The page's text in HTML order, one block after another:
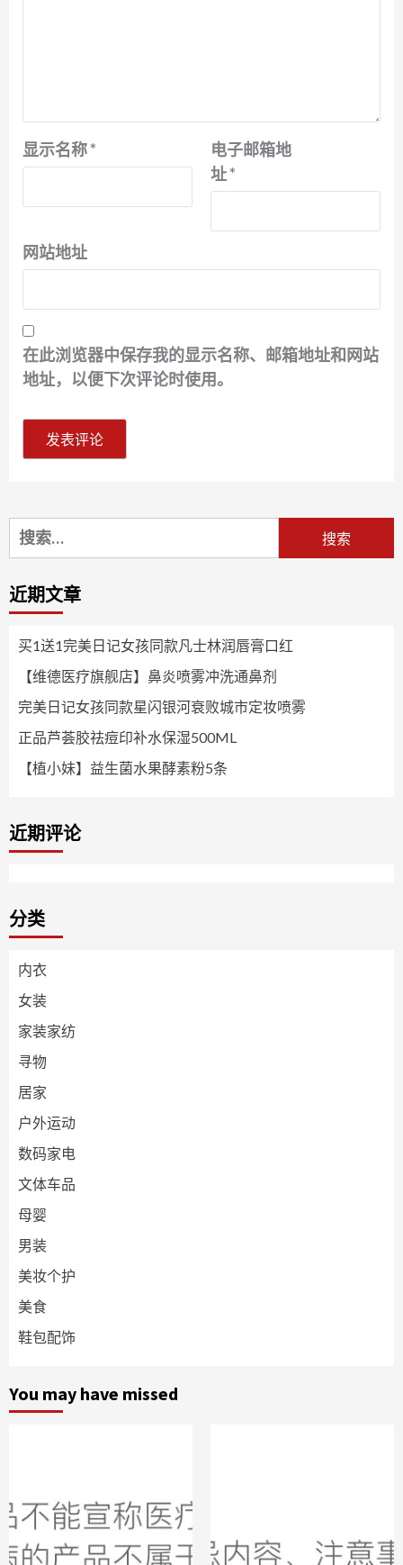
显示名称*
电子邮箱地
址*
网站地址
在此浏览器中保存我的显示名称、邮箱地址和网站
地址，以便下次评论时使用。
搜
索：
近期文章
买1送1完美日记女孩同款凡士林润唇膏口红
【维德医疗旗舰店】鼻炎喷雾冲洗通鼻剂
完美日记女孩同款星闪银河衰败城市定妆喷雾
正品芦荟胶祛痘印补水保湿500ML
【植小妹】益生菌水果酵素粉5条
近期评论
分类
内衣
女装
家装家纺
寻物
居家
户外运动
数码家电
文体车品
母婴
男装
美妆个护
美食
鞋包配饰
You may have missed